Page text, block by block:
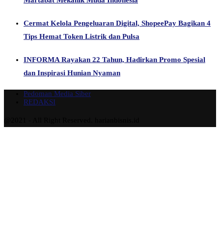
Cermat Kelola Pengeluaran Digital, ShopeePay Bagikan 4
Tips Hemat Token Listrik dan Pulsa
INFORMA Rayakan 22 Tahun, Hadirkan Promo Spesial
dan Inspirasi Hunian Nyaman
Pedoman Media Siber
REDAKSI